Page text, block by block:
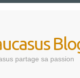
partage sa passion